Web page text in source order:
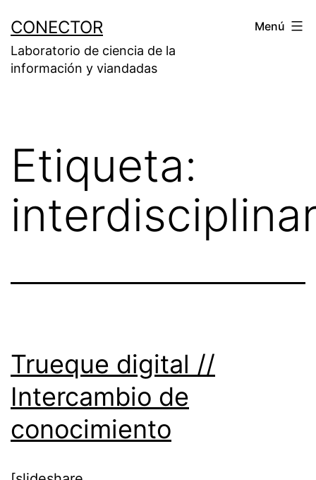
contenido
CONECTOR
Laboratorio de ciencia de la
información y viandadas
Menú
Etiqueta:
Trueque digital //
Intercambio de
conocimiento